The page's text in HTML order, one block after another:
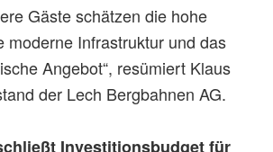
Gäste schätzen die hohe
moderne Infrastruktur und das
Angebot“, resümiert Klaus
der Lech Bergbahnen AG.
Investitionsbudget für